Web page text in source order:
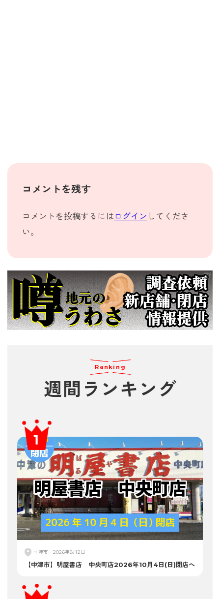
コメントを残す
コメントを投稿するには ログイン してくださ
い。
Ranking
週間 ランキング
中津市 2026年8月2日
【中津市】明屋書店 中央町店2026年10月4日(日)閉店へ